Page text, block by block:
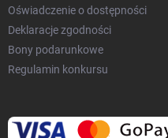
Oświadczenie o dostępności
Deklaracje zgodności
Bony podarunkowe
Regulamin konkursu